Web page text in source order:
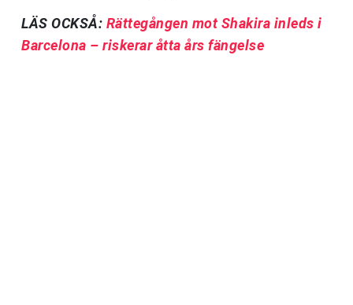
LÄS OCKSÅ: Rättegången mot Shakira inleds i
Barcelona – riskerar åtta års fängelse